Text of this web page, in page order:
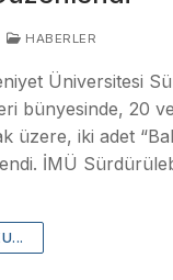
HABERLER
Üniversitesi
bünyesinde, 20
üzere, iki adet
İMÜ